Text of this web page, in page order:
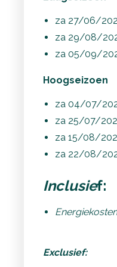
za 27/06/
za 29/08/
za 05/09/
Hoogseizoen
za 04/07/
za 25/07/
za 15/08/
za 22/08/
Inclusief:
Exclusief: